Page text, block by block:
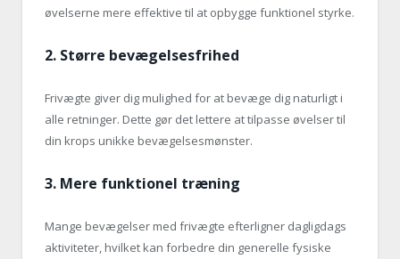
øvelserne mere effektive til at opbygge funktionel styrke.
2. Større bevægelsesfrihed
Frivægte giver dig mulighed for at bevæge dig naturligt i
alle retninger. Dette gør det lettere at tilpasse øvelser til
din krops unikke bevægelsesmønster.
3. Mere funktionel træning
Mange bevægelser med frivægte efterligner dagligdags
aktiviteter, hvilket kan forbedre din generelle fysiske